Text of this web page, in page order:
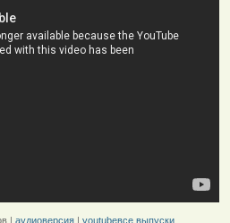
| аудиоверсия | youtubeвсе выпуски